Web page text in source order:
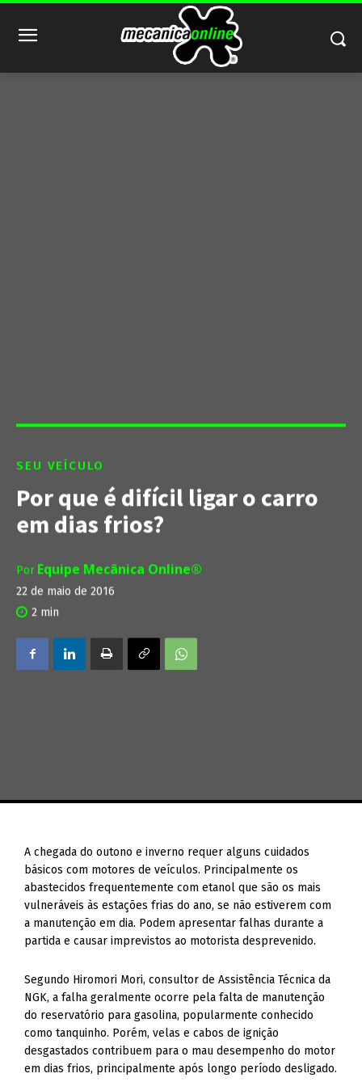
SEU VEÍCULO
Por que é difícil ligar o carro
em dias frios?
Por Equipe Mecânica Online®
22 de maio de 2016
2 min
A chegada do outono e inverno requer alguns cuidados
básicos com motores de veículos. Principalmente os
abastecidos frequentemente com etanol que são os mais
vulneráveis às estações frias do ano, se não estiverem com
a manutenção em dia. Podem apresentar falhas durante a
partida e causar imprevistos ao motorista desprevenido.
Segundo Hiromori Mori, consultor de Assistência Técnica da
NGK, a falha geralmente ocorre pela falta de manutenção
do reservatório para gasolina, popularmente conhecido
como tanquinho. Porém, velas e cabos de ignição
desgastados contribuem para o mau desempenho do motor
em dias frios, principalmente após longo período desligado.